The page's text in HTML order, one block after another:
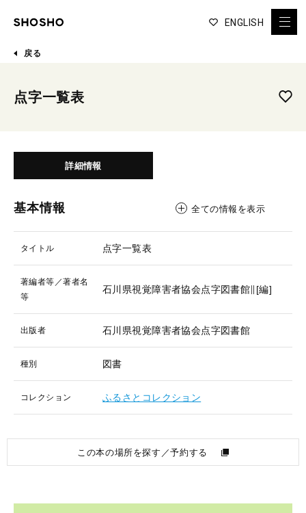
ENGLISH
戻る
点字一覧表
詳細情報
基本情報 全ての情報を表示
タイトル 点字一覧表
著編者等／著者名
等
石川県視覚障害者協会点字図書館∥[編]
出版者 石川県視覚障害者協会点字図書館
種別 図書
コレクション ふるさとコレクション
この本の場所を探す／予約する